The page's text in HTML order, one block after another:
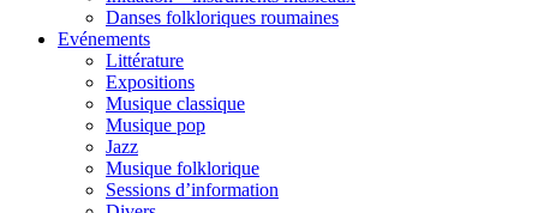
Danses folkloriques roumaines
Evénements
Littérature
Expositions
Musique classique
Musique pop
Jazz
Musique folklorique
Sessions d’information